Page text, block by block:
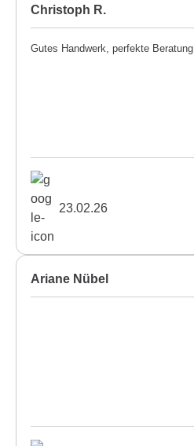
Christoph R.
Gutes Handwerk, perfekte Beratung
23.02.26
Ariane Nübel